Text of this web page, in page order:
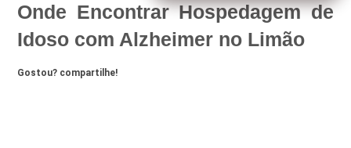
Onde Encontrar Hospedagem de
Idoso com Alzheimer no Limão
Gostou? compartilhe!